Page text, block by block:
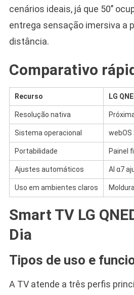
cenários ideais, já que 50’’
entrega sensação imersiva a
distância.
Comparativo
Recurso LG
Resolução nativa
Sistema operacional webOS
Portabilidade Painel
Ajustes automáticos AI α7
Uso em ambientes claros
Smart TV LG
Dia
Tipos de uso e
A TV atende a três perfis